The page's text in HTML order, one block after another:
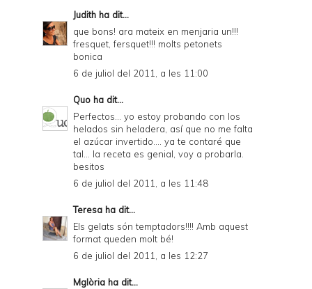
Judith ha dit...
que bons! ara mateix en menjaria un!!!
fresquet, fersquet!!! molts petonets
bonica
6 de juliol del 2011, a les 11:00
Quo ha dit...
Perfectos... yo estoy probando con los
helados sin heladera, así que no me falta
el azúcar invertido.... ya te contaré que
tal... la receta es genial, voy a probarla.
besitos
6 de juliol del 2011, a les 11:48
Teresa ha dit...
Els gelats són temptadors!!!! Amb aquest
format queden molt bé!
6 de juliol del 2011, a les 12:27
Mglòria ha dit...